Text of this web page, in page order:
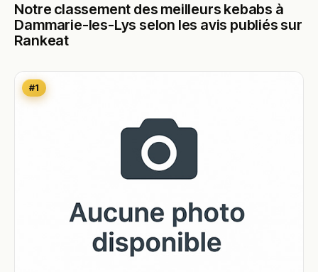
Notre classement des meilleurs kebabs à
Dammarie-les-Lys selon les avis publiés sur
Rankeat
#1